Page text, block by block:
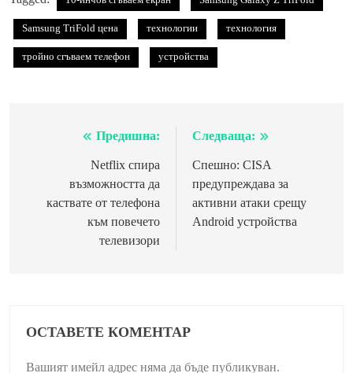
Samsung TriFold цена технологии технология
тройно сгъваем телефон устройства
НавигацияПредишна:
Netflix спира
възможността да
каствате от телефона
към повечето
телевизори
Следваща:
Спешно: CISA
предупреждава за
активни атаки срещу
Android устройства
ОСТАВЕТЕ КОМЕНТАР
Вашият имейл адрес няма да бъде публикуван.